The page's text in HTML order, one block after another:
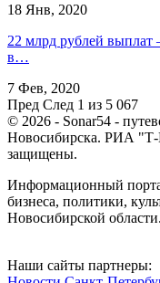
18 Янв, 2020
22 млрд рублей выплат
в…
7 Фев, 2020
Пред След 1 из 5 067
© 2026 - Sonar54 -
Новосибирска. РИА
защищены.
Информационный
бизнеса, политики,
Новосибирской области.
Наши сайты партнеры: